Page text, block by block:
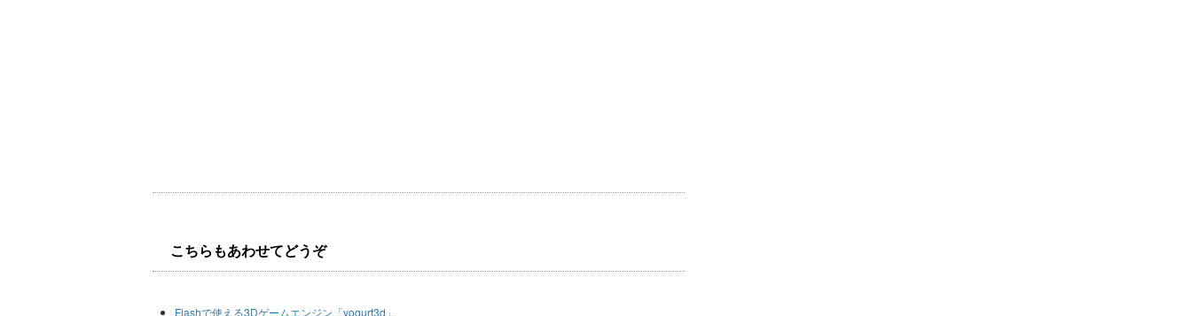
こちらもあわせてどうぞ
Flashで使える3Dゲームエンジン「yogurt3d」